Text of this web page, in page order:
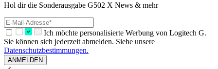
Hol dir die Sonderausgabe G502 X News & mehr
Ich möchte personalisierte Werbung von Logitech G.
Sie können sich jederzeit abmelden. Siehe unsere
Datenschutzbestimmungen.
ANMELDEN